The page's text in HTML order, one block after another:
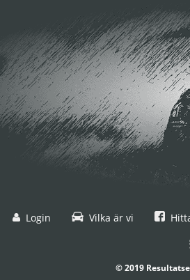
Login Vilka är vi
© 2019